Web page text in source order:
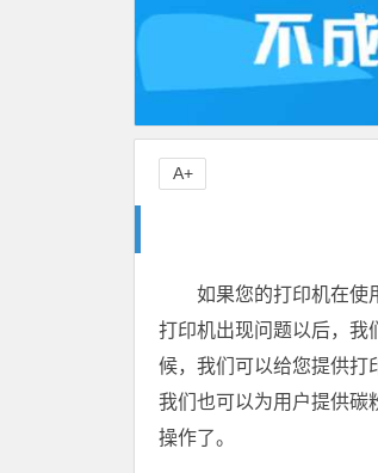
A+
如果您的打印机在使
打印机出现问题以后，我
候，我们可以给您提供打
我们也可以为用户提供碳
操作了。